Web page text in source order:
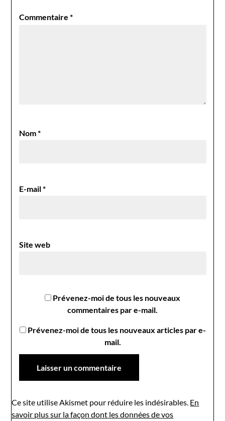
Commentaire*
Nom*
E-mail*
Site web
Prévenez-moi de tous les nouveaux
commentaires par e-mail.
Prévenez-moi de tous les nouveaux articles par e-
mail.
Ce site utilise Akismet pour réduire les indésirables. En
savoir plus sur la façon dont les données de vos